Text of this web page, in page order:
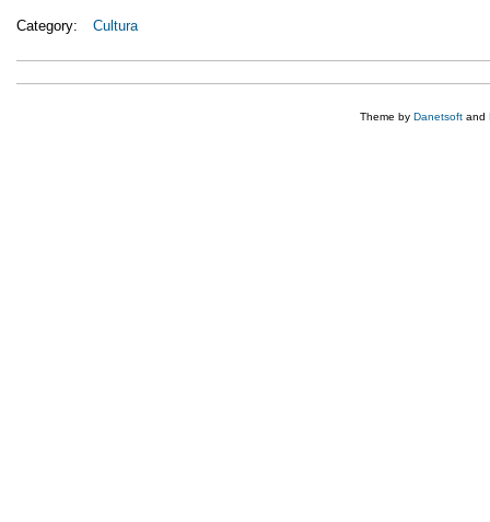
Category: Cultura
Theme by Danetsoft and